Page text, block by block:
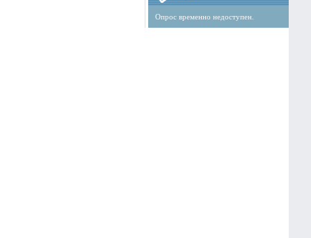
Опрос временно недоступен.